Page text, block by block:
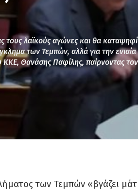
λαϊκούς αγώνες και θα
των Τεμπών, αλλά για την ενιαία
Θανάσης Παφίλης, παίρνοντας
των Τεμπών «βγάζει